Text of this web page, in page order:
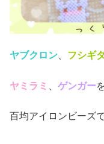
ヤブクロン、 フシギ
ヤミラミ ゲンガー
百均アイロンビーズ